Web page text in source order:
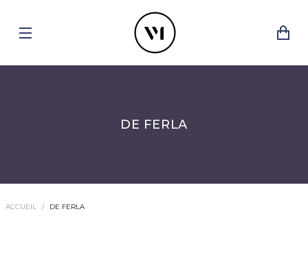
DE FERLA
ACCUEIL DE FERLA